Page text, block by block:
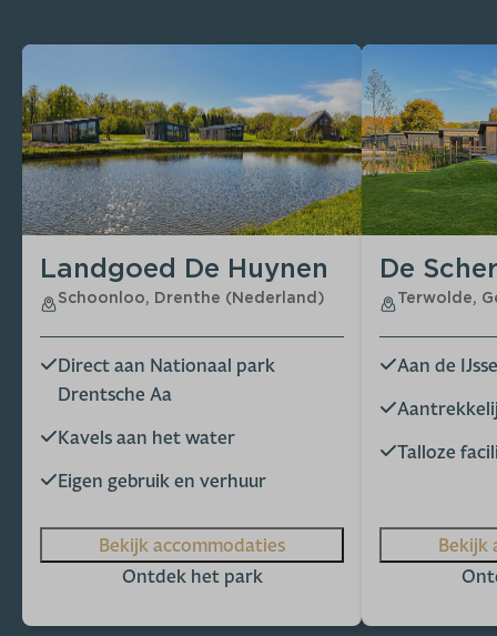
Landgoed De Huynen
Schoonloo, Drenthe (Nederland)
Direct aan Nationaal park
Drentsche Aa
Kavels aan het water
Eigen gebruik en verhuur
Bekijk accommodaties
Ontdek het park
De
Terwolde,
Aan de
Talloze
Bekijk